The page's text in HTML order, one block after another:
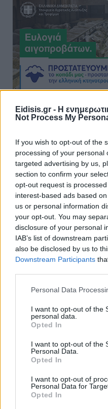
Eidisis.gr - Η
Not Process My
If you wish to opt-out of the
processing of your personal
targeted advertising by us,
section to confirm your
opt-out request is
interest-based ads based
us or personal information
your opt-out. You may
disclosure of your personal
IAB’s list of downstream
also be disclosed by us to
Downstream Participants
Personal Data
I want to opt-out of the
personal data.
Opted In
I want to opt-out of the
Personal Data.
Opted In
I want to opt-out of
Personal Data for
Opted In
Πρωινή